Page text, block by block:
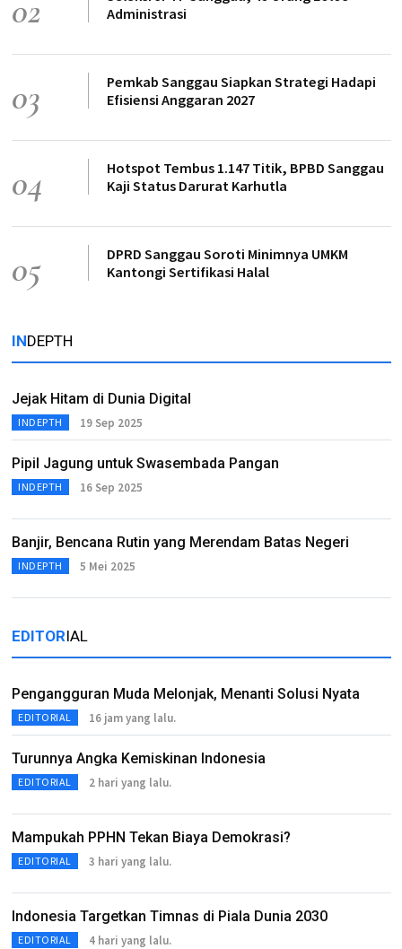
02
Administrasi
03
Pemkab Sanggau Siapkan Strategi Hadapi
Efisiensi Anggaran 2027
04
Hotspot Tembus 1.147 Titik, BPBD Sanggau
Kaji Status Darurat Karhutla
05
DPRD Sanggau Soroti Minimnya UMKM
Kantongi Sertifikasi Halal
INDEPTH
Jejak Hitam di Dunia Digital
INDEPTH 19 Sep 2025
Pipil Jagung untuk Swasembada Pangan
INDEPTH 16 Sep 2025
Banjir, Bencana Rutin yang Merendam Batas Negeri
INDEPTH 5 Mei 2025
EDITORIAL
Pengangguran Muda Melonjak, Menanti Solusi Nyata
EDITORIAL 16 jam yang lalu.
Turunnya Angka Kemiskinan Indonesia
EDITORIAL 2 hari yang lalu.
Mampukah PPHN Tekan Biaya Demokrasi?
EDITORIAL 3 hari yang lalu.
Indonesia Targetkan Timnas di Piala Dunia 2030
EDITORIAL 4 hari yang lalu.